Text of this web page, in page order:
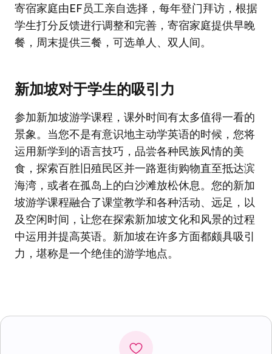
寄宿家庭由EF员工亲自选择，每年登门拜访，根据
学生打分反馈进行调整和完善，寄宿家庭提供早晚
餐，周末提供三餐，可选单人、双人间。
新加坡对于学生的吸引力
参加新加坡游学课程，课外时间有太多值得一看的
景象。当您不是有意识地主动学英语的时候，您将
运用新学到的语言技巧，品尝各种民族风情的美
食，探索百胜旧殖民区并一路逛街购物直至抵达滨
海湾，或者在孤岛上的白沙滩放松休息。您的新加
坡游学课程融合了课堂教学和各种活动、远足，以
及空闲时间，让您在探索新加坡文化和风景的过程
中运用并提高英语。新加坡在许多方面都颇具吸引
力，堪称是一个绝佳的游学地点。